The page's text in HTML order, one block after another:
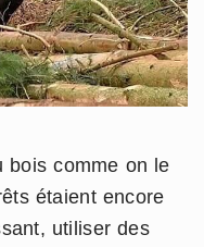
bois comme on le
étaient encore
utiliser des